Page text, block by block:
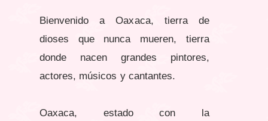
Bienvenido a Oaxaca, tierra de
dioses que nunca mueren, tierra
donde nacen grandes pintores,
actores, músicos y cantantes.
Oaxaca, estado con la